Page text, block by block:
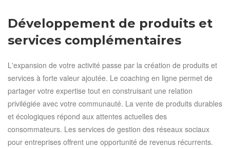
Développement de produits et
services complémentaires
L'expansion de votre activité passe par la création de produits et
services à forte valeur ajoutée. Le coaching en ligne permet de
partager votre expertise tout en construisant une relation
privilégiée avec votre communauté. La vente de produits durables
et écologiques répond aux attentes actuelles des
consommateurs. Les services de gestion des réseaux sociaux
pour entreprises offrent une opportunité de revenus récurrents.